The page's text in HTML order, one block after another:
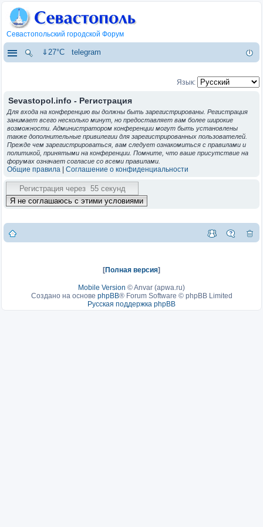
Севастопольский городской Форум
⇓27°C telegram
Язык:
Sevastopol.info - Регистрация
Для входа на конференцию вы должны быть зарегистрированы. Регистрация
занимает всего несколько минут, но предоставляет вам более широкие
возможности. Администратором конференции могут быть установлены
также дополнительные привилегии для зарегистрированных пользователей.
Прежде чем зарегистрироваться, вам следует ознакомиться с правилами и
политикой, принятыми на конференции. Помните, что ваше присутствие на
форумах означает согласие со всеми правилами.
Общие правила Соглашение о конфиденциальности
[Полная версия]
Mobile Version ©Anvar (apwa.ru)
Создано на основе phpBB® Forum Software © phpBB Limited
Русская поддержка phpBB